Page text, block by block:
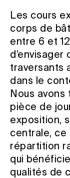
Les cours
corps de
entre 6 et
traversants
dans le
Nous
pièce de
exposition,
centrale, ce
répartition
qui
qualités de